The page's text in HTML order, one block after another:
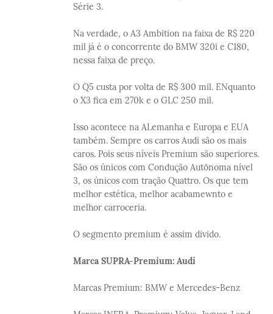
Série 3.
Na verdade, o A3 Ambition na faixa de R$ 220
mil já é o concorrente do BMW 320i e C180,
nessa faixa de preço.
O Q5 custa por volta de R$ 300 mil. ENquanto
o X3 fica em 270k e o GLC 250 mil.
Isso acontece na ALemanha e Europa e EUA
também. Sempre os carros Audi são os mais
caros. Pois seus níveis Premium são superiores.
São os únicos com Condução Autônoma nível
3, os únicos com tração Quattro. Os que tem
melhor estética, melhor acabamewnto e
melhor carroceria.
O segmento premium é assim divido.
Marca SUPRA-Premium: Audi
Marcas Premium: BMW e Mercedes-Benz